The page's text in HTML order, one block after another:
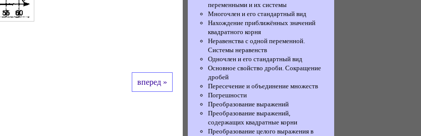
вперед »
переменными и их системы
Многочлен и его стандартный вид
Нахождение приближённых значений
квадратного корня
Неравенства с одной переменной.
Системы неравенств
Одночлен и его стандартный вид
Основное свойство дроби. Сокращение
дробей
Пересечение и объединение множеств
Погрешности
Преобразование выражений
Преобразование выражений,
содержащих квадратные корни
Преобразование целого выражения в